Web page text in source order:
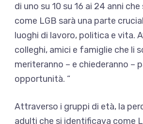
di uno su 10 su 16 ai 24 anni
come LGB sarà una parte
luoghi di lavoro, politica e vita.
colleghi, amici e famiglie che li
meriteranno – e chiederanno –
opportunità. “
Attraverso i gruppi di età, la
adulti che si identificava come